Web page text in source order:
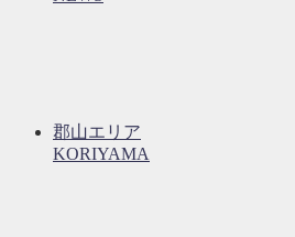
郡山エリア
KORIYAMA